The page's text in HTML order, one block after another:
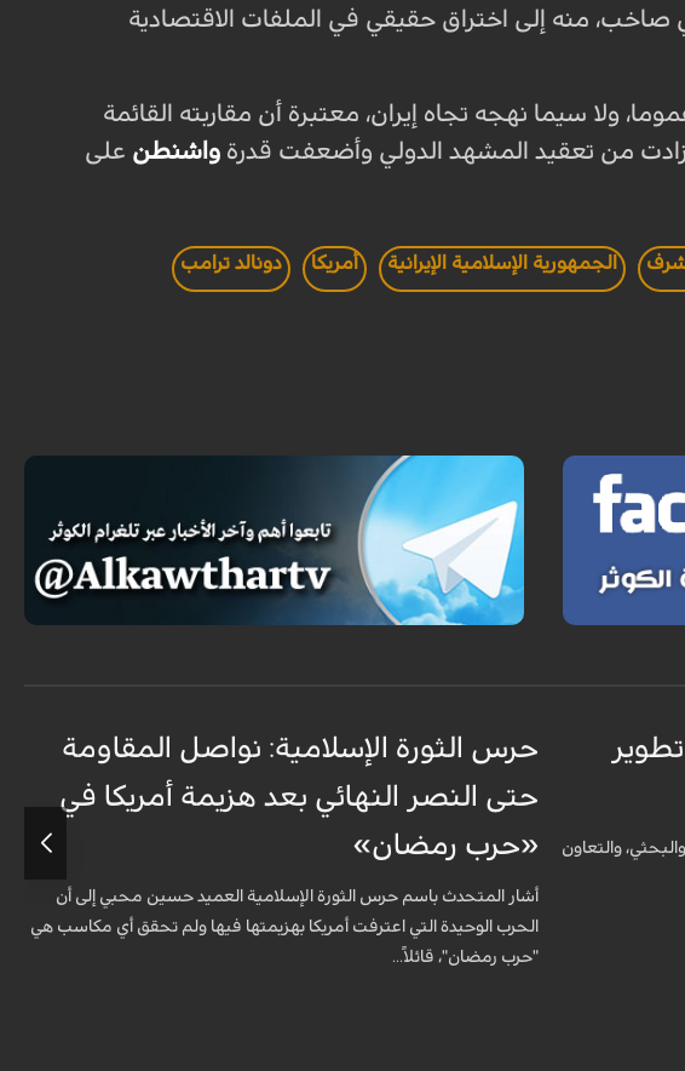
صاخب، منه إلى اختراق حقيقي في الملفات الاقتصادية
ولا سيما نهجه تجاه إيران، معتبرة أن مقاربته القائمة
من تعقيد المشهد الدولي وأضعفت قدرة واشنطن على
الجمهورية الإسلامية الإيرانية أمريكا دونالد ترامب
والتعاون
حرس الثورة الإسلامية: نواصل المقاومة
حتى النصر النهائي بعد هزيمة أمريكا في
«حرب رمضان»
أشار المتحدث باسم حرس الثورة الإسلامية العميد حسين محبي إلى أن
الحرب الوحيدة التي اعترفت أمريكا بهزيمتها فيها ولم تحقق أي مكاسب هي
"حرب رمضان"، قائلاً...